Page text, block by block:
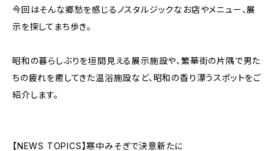
今回はそんな郷愁を感じるノスタルジックなお店やメニュー、展
示を探してまち歩き。
昭和の暮らしぶりを垣間見える展示施設や、繁華街の片隅で男た
ちの疲れを癒してきた温浴施設など、昭和の香り漂うスポットをご
紹介します。
【NEWS TOPICS】寒中みそぎで決意新たに